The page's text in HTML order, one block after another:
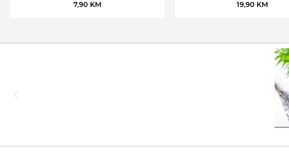
7,90 KM 19,90 KM